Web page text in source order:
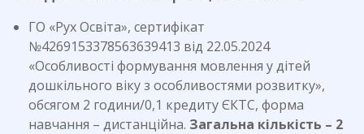
ГО «Рух Освіта», сертифікат
№4269153378563639413 від 22.05.2024
«Особливості формування мовлення у дітей
дошкільного віку з особливостями розвитку»,
обсягом 2 години/0,1 кредиту ЄКТС, форма
навчання – дистанційна. Загальна кількість – 2